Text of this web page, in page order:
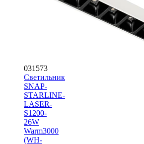
031573
Светильник
SNAP-
STARLINE-
LASER-
S1200-
26W
Warm3000
(WH-